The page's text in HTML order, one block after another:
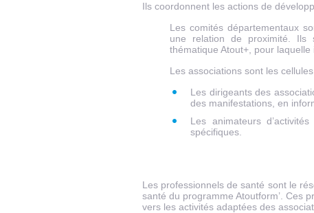
Ils coordonnent les actions de
Les comités départementaux
une relation de proximité. Ils
thématique Atout+, pour
Les associations sont les
Les dirigeants des
des manifestations, en
Les animateurs
spécifiques.
Les professionnels de santé sont le
santé du programme Atoutform’. Ces
vers les activités adaptées des